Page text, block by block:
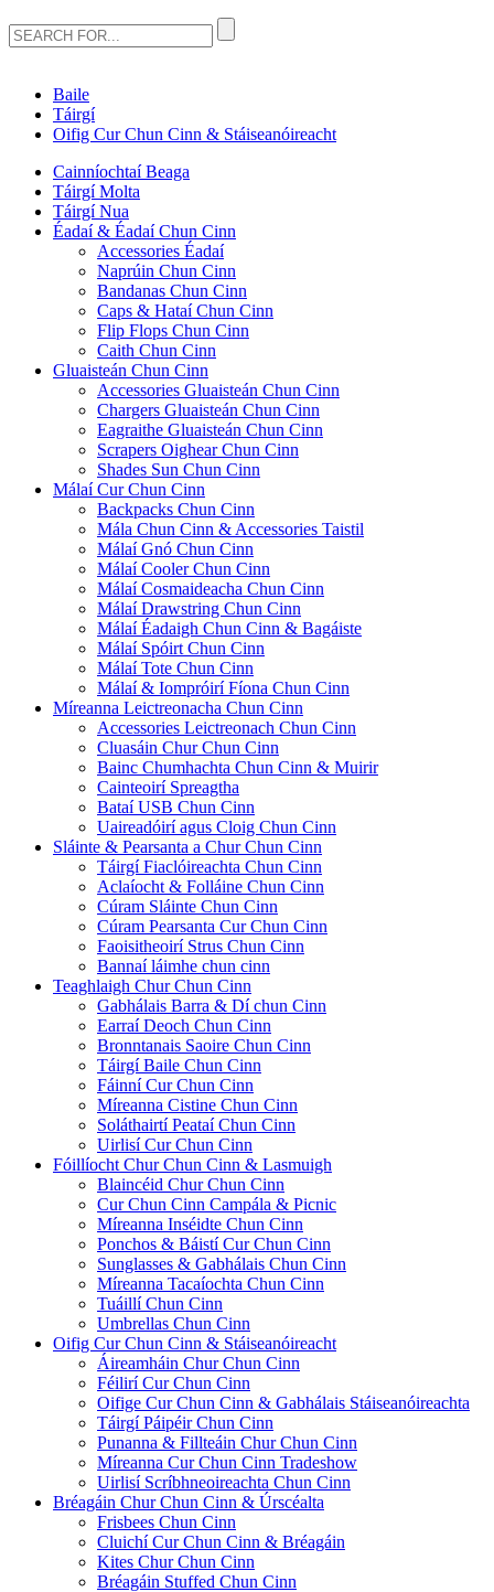
Baile
Táirgí
Oifig Cur Chun Cinn & Stáiseanóireacht
Cainníochtaí Beaga
Táirgí Molta
Táirgí Nua
Éadaí & Éadaí Chun Cinn
Accessories Éadaí
Naprúin Chun Cinn
Bandanas Chun Cinn
Caps & Hataí Chun Cinn
Flip Flops Chun Cinn
Caith Chun Cinn
Gluaisteán Chun Cinn
Accessories Gluaisteán Chun Cinn
Chargers Gluaisteán Chun Cinn
Eagraithe Gluaisteán Chun Cinn
Scrapers Oighear Chun Cinn
Shades Sun Chun Cinn
Málaí Cur Chun Cinn
Backpacks Chun Cinn
Mála Chun Cinn & Accessories Taistil
Málaí Gnó Chun Cinn
Málaí Cooler Chun Cinn
Málaí Cosmaideacha Chun Cinn
Málaí Drawstring Chun Cinn
Málaí Éadaigh Chun Cinn & Bagáiste
Málaí Spóirt Chun Cinn
Málaí Tote Chun Cinn
Málaí & Iompróirí Fíona Chun Cinn
Míreanna Leictreonacha Chun Cinn
Accessories Leictreonach Chun Cinn
Cluasáin Chur Chun Cinn
Bainc Chumhachta Chun Cinn & Muirir
Cainteoirí Spreagtha
Bataí USB Chun Cinn
Uaireadóirí agus Cloig Chun Cinn
Sláinte & Pearsanta a Chur Chun Cinn
Táirgí Fiaclóireachta Chun Cinn
Aclaíocht & Folláine Chun Cinn
Cúram Sláinte Chun Cinn
Cúram Pearsanta Cur Chun Cinn
Faoisitheoirí Strus Chun Cinn
Bannaí láimhe chun cinn
Teaghlaigh Chur Chun Cinn
Gabhálais Barra & Dí chun Cinn
Earraí Deoch Chun Cinn
Bronntanais Saoire Chun Cinn
Táirgí Baile Chun Cinn
Fáinní Cur Chun Cinn
Míreanna Cistine Chun Cinn
Soláthairtí Peataí Chun Cinn
Uirlisí Cur Chun Cinn
Fóillíocht Chur Chun Cinn & Lasmuigh
Blaincéid Chur Chun Cinn
Cur Chun Cinn Campála & Picnic
Míreanna Inséidte Chun Cinn
Ponchos & Báistí Cur Chun Cinn
Sunglasses & Gabhálais Chun Cinn
Míreanna Tacaíochta Chun Cinn
Tuáillí Chun Cinn
Umbrellas Chun Cinn
Oifig Cur Chun Cinn & Stáiseanóireacht
Áireamháin Chur Chun Cinn
Féilirí Cur Chun Cinn
Oifige Cur Chun Cinn & Gabhálais Stáiseanóireachta
Táirgí Páipéir Chun Cinn
Punanna & Fillteáin Chur Chun Cinn
Míreanna Cur Chun Cinn Tradeshow
Uirlisí Scríbhneoireachta Chun Cinn
Bréagáin Chur Chun Cinn & Úrscéalta
Frisbees Chun Cinn
Cluichí Cur Chun Cinn & Bréagáin
Kites Chur Chun Cinn
Bréagáin Stuffed Chun Cinn